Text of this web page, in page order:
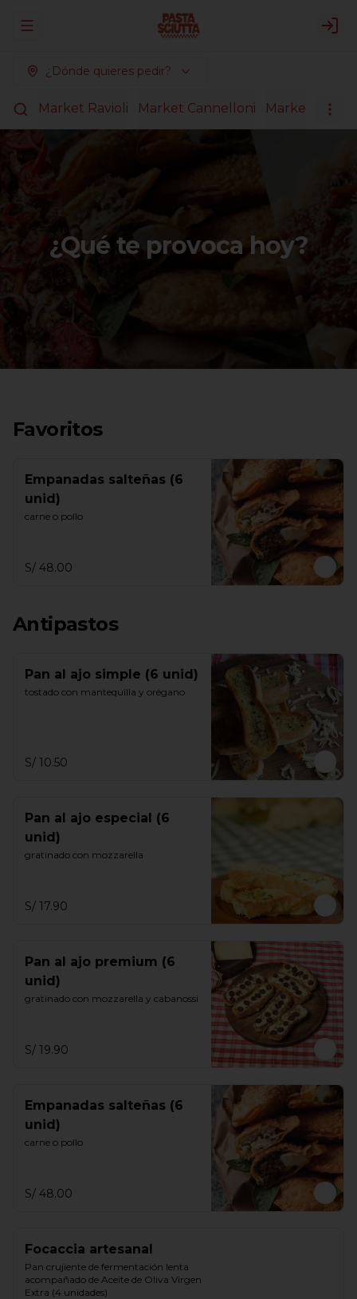
Abrir menu de navegación
¿Dónde quieres pedir?
Market Ravioli Market Cannelloni Market Pasta
¿Qué te provoca hoy?
Favoritos
Empanadas salteñas (6
unid)
carne o pollo
S/ 48.00
Antipastos
Pan al ajo simple (6 unid)
tostado con mantequilla y orégano
S/ 10.50
Pan al ajo especial (6
unid)
gratinado con mozzarella
S/ 17.90
Pan al ajo premium (6
unid)
gratinado con mozzarella y cabanossi
S/ 19.90
Empanadas salteñas (6
unid)
carne o pollo
S/ 48.00
Focaccia artesanal
Pan crujiente de fermentación lenta
acompañado de Aceite de Oliva Virgen
Extra (4 unidades)